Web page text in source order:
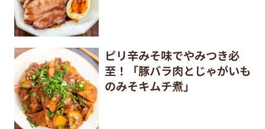
ピリ辛みそ味でやみつき必
至！「豚バラ肉とじゃがいも
のみそキムチ煮」